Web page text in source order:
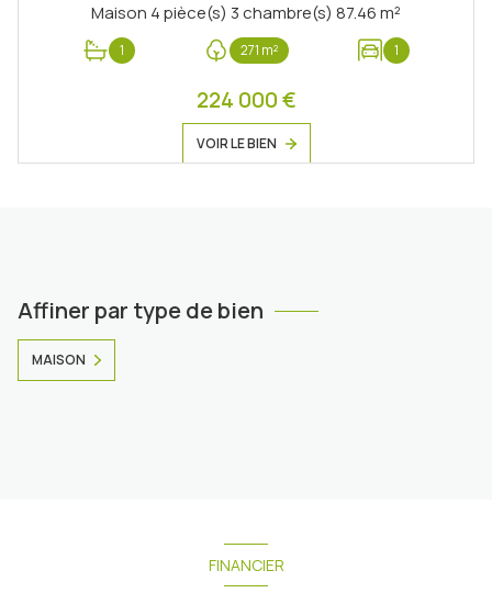
Maison 4 pièce(s) 3 chambre(s) 87.46 m²
1 271 m² 1
224 000 €
VOIR LE BIEN
Affiner par type de bien
MAISON
FINANCIER